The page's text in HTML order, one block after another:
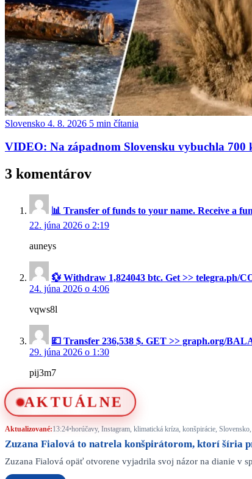
Slovensko 4. 8. 2026 5 min čítania
VIDEO: Na západnom Slovensku vybuchla
3 komentárov
📊 Transfer of funds to your name. Receive a
22. júna 2026 o 2:19
auneys
💱 Withdraw 1,824043 btc. Get >> telegra.ph/
24. júna 2026 o 4:06
vqws8l
💷 Transfer 236,538 $. GET >> graph.org/
29. júna 2026 o 1:30
pij3m7
AKTUÁLNE
Aktualizované:13:24•horúčavy, Instagram, klimatická kríza, konšpirácie,
Zuzana Fialová to natrela konšpirátorom, ktorí šíria
Zuzana Fialová opäť otvorene vyjadrila svoj názor na dianie v